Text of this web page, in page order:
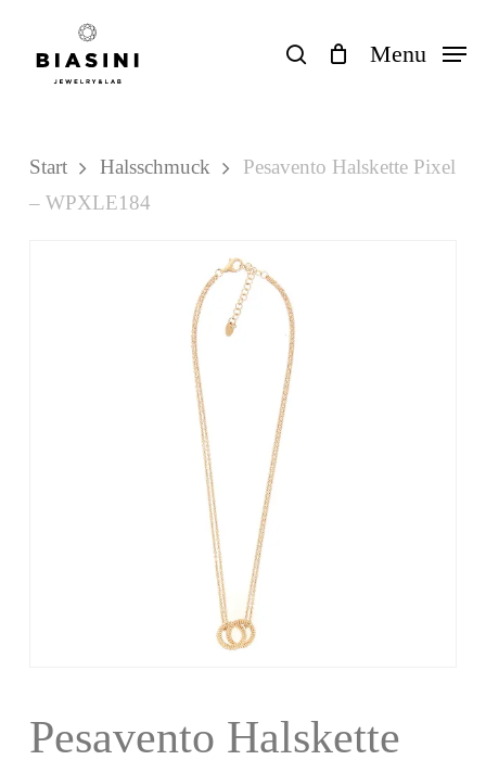
search Menu
Einkaufswagen
Close
Cart
Start Halsschmuck
Pesavento Halskette Pixel
– WPXLE184
Pesavento Halskette